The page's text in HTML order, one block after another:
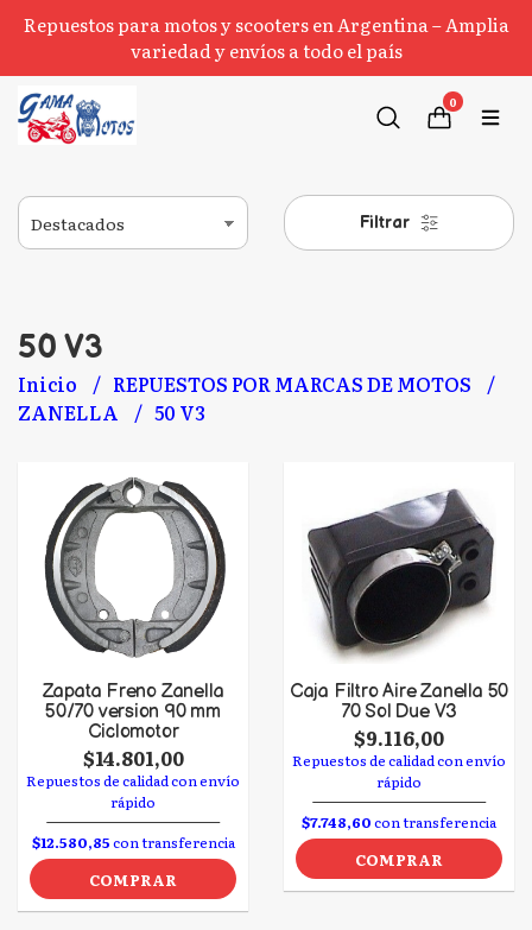
Repuestos para motos y scooters en Argentina – Amplia
variedad y envíos a todo el país
0
Filtrar
50 V3
Inicio
REPUESTOS POR MARCAS DE MOTOS
ZANELLA
50 V3
Zapata Freno Zanella
50/70 version 90 mm
Ciclomotor
$14.801,00
Repuestos de calidad con envío
rápido
$12.580,85con transferencia
COMPRAR
Caja Filtro Aire Zanella 50
70 Sol Due V3
$9.116,00
Repuestos de calidad con envío
rápido
$7.748,60con transferencia
COMPRAR